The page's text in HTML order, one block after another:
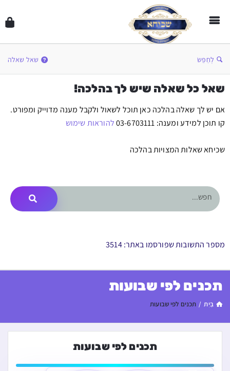
לְחַפֵּשׂ שאל שאלה
שאל כל שאלה שיש לך בהלכה!
אם יש לך שאלה בהלכה כאן תוכל לשאול ולקבל מענה מדוייק ומפורט.
קו תוכן למידע ומענה: 03-6703111
להוראות שימוש
שכיחא שאלות המצויות בהלכה
מספר התשובות שפורסמו באתר: 3514
תכנים לפי שבועות
בַּיִת / תכנים לפי שבועות
תכנים לפי שבועות